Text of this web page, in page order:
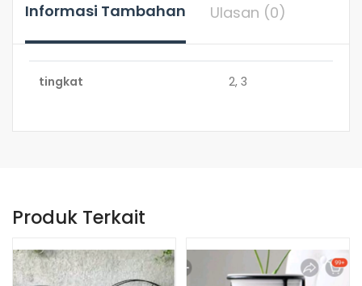
Informasi Tambahan Ulasan (0)
tingkat 2, 3
Produk Terkait